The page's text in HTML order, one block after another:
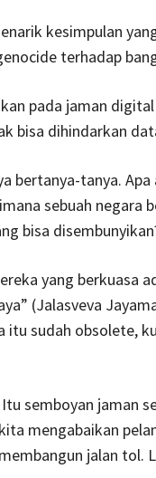
kesimpulan
terhadap
pada jaman
bisa dihindarkan
bertanya-tanya.
sebuah negara
bisa
yang berkuasa
(Jalasveva
sudah obsolete,
semboyan jaman
mengabaikan
jalan tol.